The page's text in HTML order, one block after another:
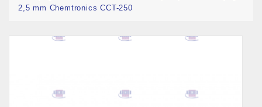
2,5 mm Chemtronics CCT-250